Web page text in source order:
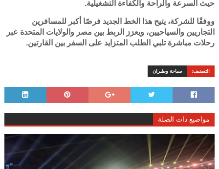
حيث السرعة والراحة والكفاءة التشغيلية.
ووفقًا للشركة، يتيح هذا الخط الجديد فرصًا أكبر للمسافرين
التجاريين والسياحيين، ويعزز الربط بين مصر والولايات المتحدة عبر
رحلات مباشرة تلبي الطلب المتزايد على السفر بين القارتين.
التصنيف: سياحة وطيران
مواضيع ذات الصلة